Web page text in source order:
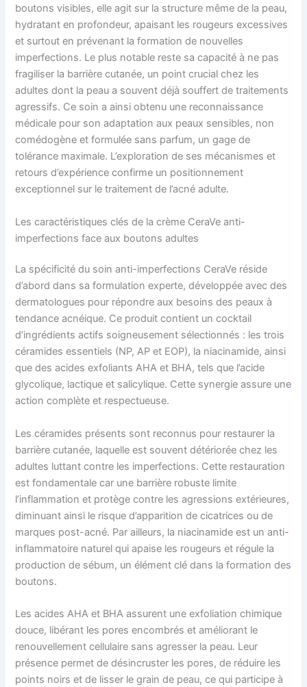
boutons visibles, elle agit sur la structure même de la peau,
hydratant en profondeur, apaisant les rougeurs excessives
et surtout en prévenant la formation de nouvelles
imperfections. Le plus notable reste sa capacité à ne pas
fragiliser la barrière cutanée, un point crucial chez les
adultes dont la peau a souvent déjà souffert de traitements
agressifs. Ce soin a ainsi obtenu une reconnaissance
médicale pour son adaptation aux peaux sensibles, non
comédogène et formulée sans parfum, un gage de
tolérance maximale. L’exploration de ses mécanismes et
retours d’expérience confirme un positionnement
exceptionnel sur le traitement de l’acné adulte.
Les caractéristiques clés de la crème CeraVe anti-
imperfections face aux boutons adultes
La spécificité du soin anti-imperfections CeraVe réside
d’abord dans sa formulation experte, développée avec des
dermatologues pour répondre aux besoins des peaux à
tendance acnéique. Ce produit contient un cocktail
d’ingrédients actifs soigneusement sélectionnés : les trois
céramides essentiels (NP, AP et EOP), la niacinamide, ainsi
que des acides exfoliants AHA et BHA, tels que l’acide
glycolique, lactique et salicylique. Cette synergie assure une
action complète et respectueuse.
Les céramides présents sont reconnus pour restaurer la
barrière cutanée, laquelle est souvent détériorée chez les
adultes luttant contre les imperfections. Cette restauration
est fondamentale car une barrière robuste limite
l’inflammation et protège contre les agressions extérieures,
diminuant ainsi le risque d’apparition de cicatrices ou de
marques post-acné. Par ailleurs, la niacinamide est un anti-
inflammatoire naturel qui apaise les rougeurs et régule la
production de sébum, un élément clé dans la formation des
boutons.
Les acides AHA et BHA assurent une exfoliation chimique
douce, libérant les pores encombrés et améliorant le
renouvellement cellulaire sans agresser la peau. Leur
présence permet de désincruster les pores, de réduire les
points noirs et de lisser le grain de peau, ce qui participe à